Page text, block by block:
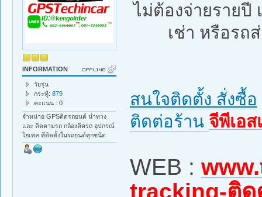
INFORMATION
วัยรุ่น
กระทู้: 879
คะแนน : 0
จำหน่าย GPSติดรถยนต์ นำทาง
และ ติดตามรถ กล้องติดรถ อุปกรณ์
ไฮเทค ที่ติดตั้งในรถยนต์ทุกชนิด
ไม่ต้องจ่ายรายปี
เช่า หรือรถ
สนใจติดตั้ง สั่งซื้อ
ติดต่อร้าน จีพีเอ
WEB :
tracking-ติด